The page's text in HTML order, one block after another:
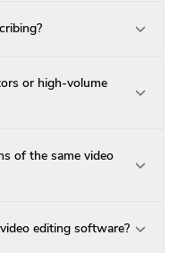
or high-volume
of the same video
editing software?